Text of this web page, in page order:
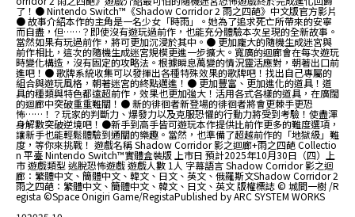
了！● Nintendo Switch™《Shadow Corridor 2 雨之四葩》中文版官方影片
● 故事介紹本作的主角是一名少女「時雨」。她為了追求死亡所帶來的安寧
而自盡，但……？即使沒有遊玩過前作，也能充分體驗本次呈現的全新故事。
當然如果有玩過前作，將可更加沉浸於其中。● 更加龐大的隨機生成迷宮與
前作相比，這次的隨機生成迷宮規模更進一步擴大。寬廣的迴廊會在每次遊玩
時變化構造，沒有固定的攻略法。根據瞬息萬變的情況靈活應對，朝著出口前
進吧！● 歌牌系統收集可以發揮出各種特殊效果的歌牌吧！找出自己專屬的
組合與遊玩風格，朝著迷宮的終點邁進！● 更加豐富、更加進化的道具！道
具的種類與特色都遠超前作，效果也更加強大！活用各式各樣的道具，在廣闊
的迴廊中突破重重難關！● 新的徘徊者新登場的徘徊者將會更棘手更恐
怖……！？玩家的判斷力、爆發力以及克服恐懼的行動力將受到考驗！使盡渾
身解數突破逆境吧！●新手到高手皆可遊玩本作提供比前作更多的難度選項，
讓新手也能輕鬆體驗到通關的樂趣。當然，也準備了超越前作的「地獄級」難
度，等你來挑戰！ 遊戲名稱 Shadow Corridor 影之迴廊+雨之四葩 Collectio
n 平臺 Nintendo Switch™實體盒裝版 上市日 預計2025年10月30日（四）上
市 遊戲類型 逃脫恐怖遊戲 遊戲人數 1人 字幕語言 Shadow Corridor 影之迴
廊：繁體中文、簡體中文、韓文、日文、英文、俄羅斯文Shadow Corridor 2
雨之四葩：繁體中文、簡體中文、韓文、日文、英文 版權標誌 © 城間一樹 /R
egista ©Space Onigiri Game/RegistaPublished by ARC SYSTEM WORKS